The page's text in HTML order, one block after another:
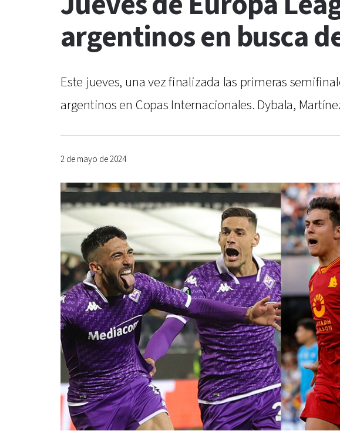
argentinos en busca
Este jueves, una vez finalizada las primeras
argentinos en Copas Internacionales. Dybala,
2 de mayo de 2024